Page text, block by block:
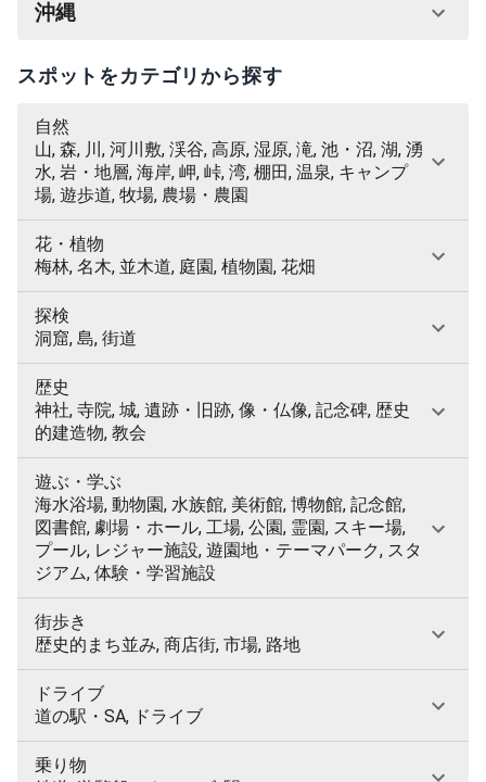
沖縄
スポットをカテゴリから探す
自然
山, 森, 川, 河川敷, 渓谷, 高原, 湿原, 滝, 池・沼, 湖, 湧
水, 岩・地層, 海岸, 岬, 峠, 湾, 棚田, 温泉, キャンプ
場, 遊歩道, 牧場, 農場・農園
花・植物
梅林, 名木, 並木道, 庭園, 植物園, 花畑
探検
洞窟, 島, 街道
歴史
神社, 寺院, 城, 遺跡・旧跡, 像・仏像, 記念碑, 歴史
的建造物, 教会
遊ぶ・学ぶ
海水浴場, 動物園, 水族館, 美術館, 博物館, 記念館,
図書館, 劇場・ホール, 工場, 公園, 霊園, スキー場,
プール, レジャー施設, 遊園地・テーマパーク, スタ
ジアム, 体験・学習施設
街歩き
歴史的まち並み, 商店街, 市場, 路地
ドライブ
道の駅・SA, ドライブ
乗り物